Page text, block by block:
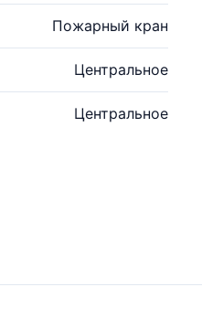
Пожарный кран
Центральное
Центральное